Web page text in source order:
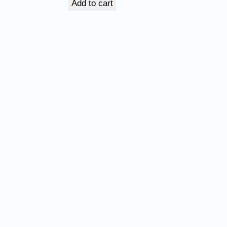
Add to cart